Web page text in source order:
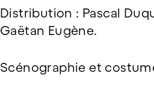
Distribution : Pascal
Gaëtan Eugène.
Scénographie et